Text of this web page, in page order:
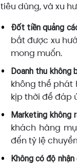
tiêu dùng, và xu
Đốt tiền quảng
bắt được xu
mong muốn.
Doanh thu không
không thể phát
kịp thời để đáp
Marketing không
khách hàng
đến tỷ lệ
Không có độ nhận